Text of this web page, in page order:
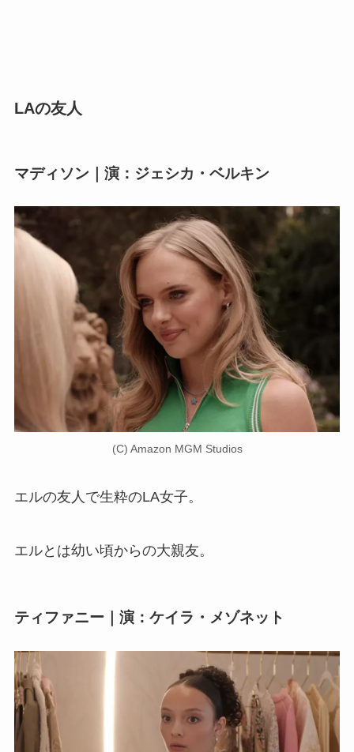
LAの友人
マディソン｜演：ジェシカ・ベルキン
(C) Amazon MGM Studios
エルの友人で生粋のLA女子。
エルとは幼い頃からの大親友。
ティファニー｜演：ケイラ・メゾネット